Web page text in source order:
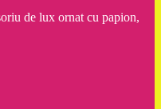
de lux ornat cu papion,